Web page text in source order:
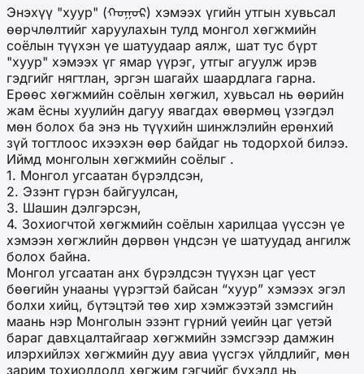
Энэхүү "хуур" (ᠬᠤᠭᠤᠷ) хэмээх үгийн утгын хувьсал
өөрчлөлтийг харуулахын тулд монгол хөгжмийн
соёлын түүхэн үе шатуудаар аялж, шат тус бүрт
"хуур" хэмээх үг ямар үүрэг, утгыг агуулж ирэв
гэдгийг нягтлан, эргэн шагайх шаардлага гарна.
Ерөөс хөгжмийн соёлын хөгжил, хувьсал нь өөрийн
жам ёсны хуулийн дагуу явагдах өвөрмөц үзэгдэл
мөн болох ба энэ нь түүхийн шинжлэлийн ерөнхий
зүй тогтлоос ихээхэн өөр байдаг нь тодорхой билээ.
Иймд монголын хөгжмийн соёлыг .
1. Монгол угсаатан бүрэлдсэн,
2. Эзэнт гүрэн байгуулсан,
3. Шашин дэлгэрсэн,
4. Зохиогчтой хөгжмийн соёлын харилцаа үүссэн үе
хэмээн хөгжлийн дөрвөн үндсэн үе шатуудад ангилж
болох байна.
Монгол угсаатан анх бүрэлдсэн түүхэн цаг үест
бөөгийн унааны үүрэгтэй байсан “хуур” хэмээх эгэл
болхи хийц, бүтэцтэй төө хир хэмжээтэй зэмсгийн
маань нэр Монголын эзэнт гүрний үеийн цаг үетэй
бараг давхцалтайгаар хөгжмийн зэмсгээр дамжин
илэрхийлэх хөгжмийн дуу авиа үүсгэх үйлдлийг, мөн
зарим тохиолдолд хөгжим гэгчийг бүхэлд нь